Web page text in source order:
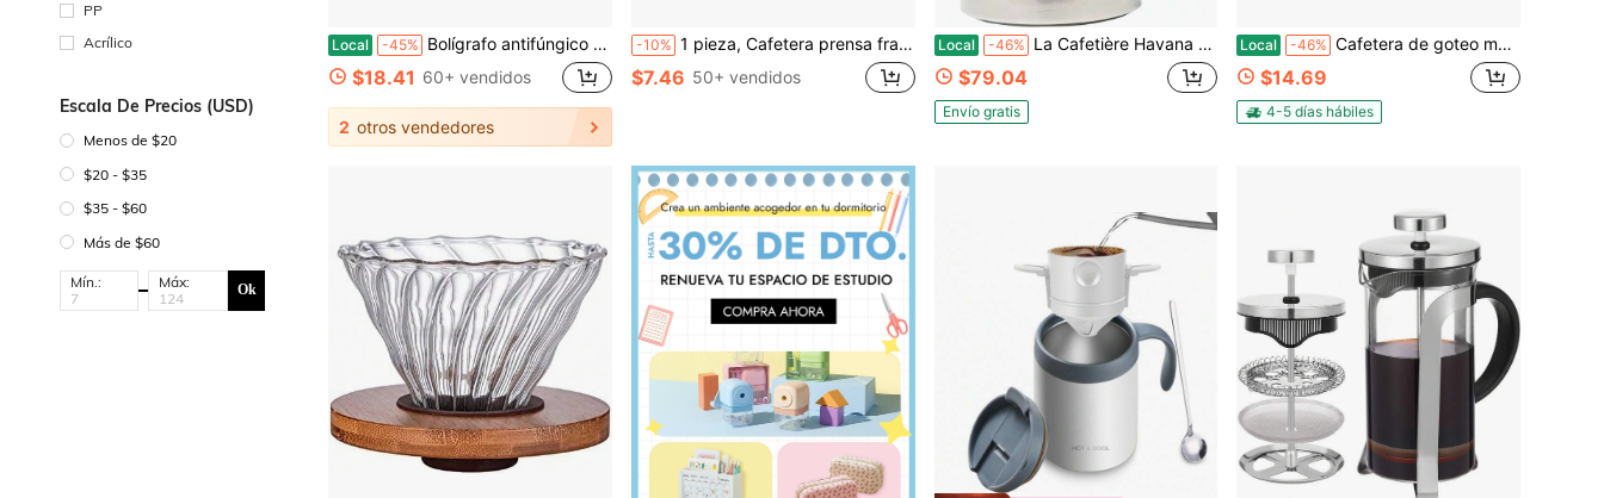
PP
Acrílico
Escala De Precios (USD)
Menos de $20
$20 - $35
$35 - $60
Más de $60
Mín.: Máx: Ok
Local -45% Bolígrafo antifúngico - Tratamiento de fuerza extra para reparar el hongo de las uñas de los pies
$18.41 60+ vendidos
2 otros vendedores
-10% 1 pieza, Cafetera prensa francesa de vidrio moderna, Filtro reutilizable multiuso, Prensa de café de vidrio resistente al calor para espresso, té, artículos del hogar, de regreso a la escuela
$7.46 50+ vendidos
Local -46% La Cafetière Havana Cafetera de Acero Inoxidable de Doble Pared, Tres Tazas, En Caja de Regalo, Plateado
$79.04
Envío gratis
Local -46% Cafetera de goteo manual Obantrsz y colador de café de cerámica, juego de preparación manual de estilo porcelana - Cono de goteo artesanal para 1-4 tazas para el hogar, la oficina, los viajes, el camping, regalo para baristas
$14.69
4-5 días hábiles